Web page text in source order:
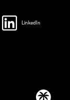
LinkedIn